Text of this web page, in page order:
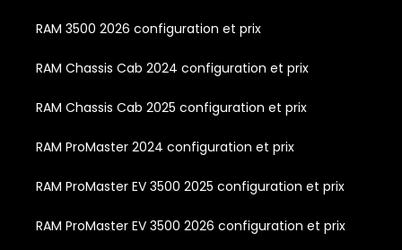
RAM 3500 2026 configuration et prix
RAM Chassis Cab 2024 configuration et prix
RAM Chassis Cab 2025 configuration et prix
RAM ProMaster 2024 configuration et prix
RAM ProMaster EV 3500 2025 configuration et prix
RAM ProMaster EV 3500 2026 configuration et prix